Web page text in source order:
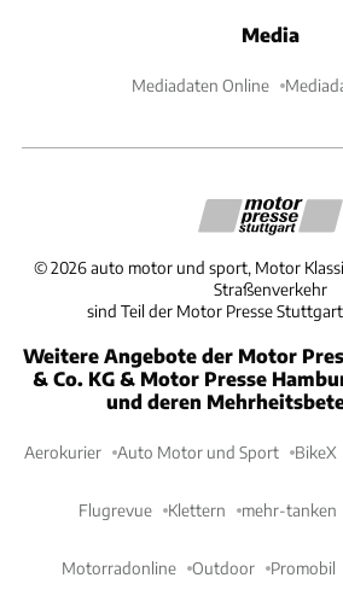
Media
Mediadaten Online
©2026 auto motor und sport, Motor
Straßenverkehr
sind Teil der Motor Presse Stuttgart
Weitere Angebote der Motor
& Co. KG & Motor Presse
und deren
Aerokurier Auto Motor und Sport BikeX
Flugrevue Klettern mehr-tanken
Motorradonline Outdoor Promobil